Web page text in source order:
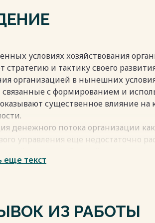
34
список 35
будет доступенпосле покупки
условиях хозяйствования
стратегию и тактику своего
организацией в нынешних
связанные с формированием и
существенное влияние на
денежного потока организации как
управления еще недостаточно
теоретические основы управления
еще текст
ИЗ РАБОТЫ